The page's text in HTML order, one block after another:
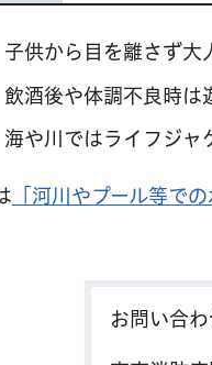
子供から目を離さず大
飲酒後や体調不良時は
海や川ではライフジャ
「河川やプール等で
お問い合わ